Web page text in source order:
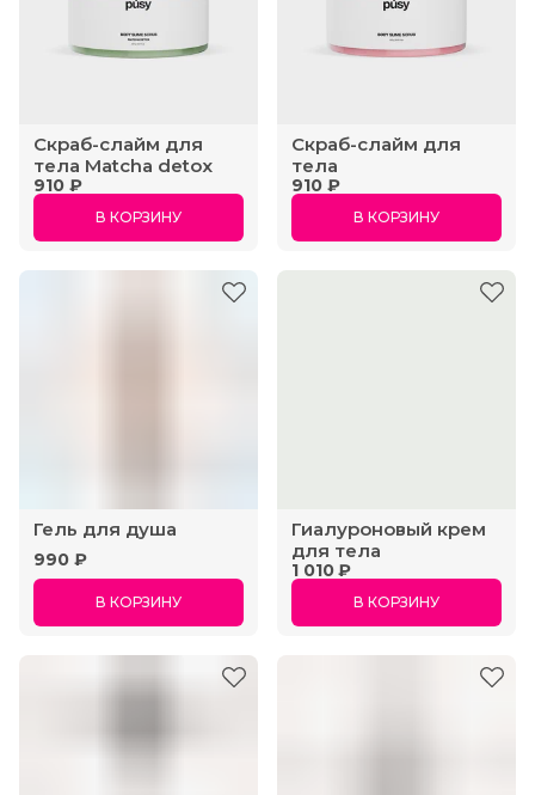
Скраб-cлайм для
тела Matcha detox
910 ₽
В КОРЗИНУ
Cкраб-слайм для
тела
910 ₽
В КОРЗИНУ
Гель для душа
990 ₽
В КОРЗИНУ
Гиалуроновый крем
для тела
1 010 ₽
В КОРЗИНУ